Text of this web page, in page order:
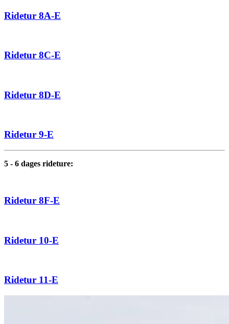
Ridetur 8A-E
Ridetur 8C-E
Ridetur 8D-E
Ridetur 9-E
5 - 6 dages rideture:
Ridetur 8F-E
Ridetur 10-E
Ridetur 11-E